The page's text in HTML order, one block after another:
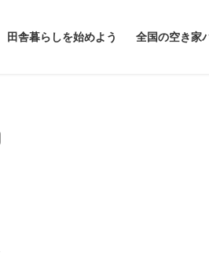
田舎暮らしを始めよう 全国の空き家